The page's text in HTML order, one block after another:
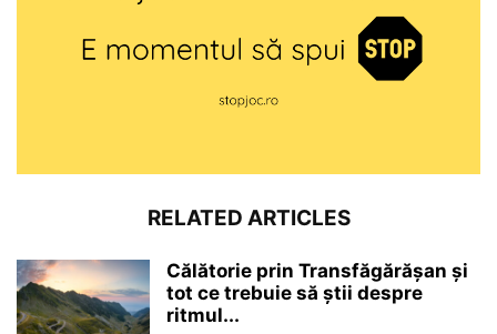
RELATED ARTICLES
Călătorie prin Transfăgărășan și
tot ce trebuie să știi despre
ritmul...